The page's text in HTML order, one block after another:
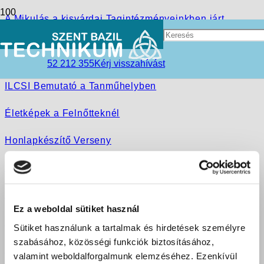
Ez a weboldal sütiket használ
Sütiket használunk a tartalmak és hirdetések személyre
szabásához, közösségi funkciók biztosításához,
valamint weboldalforgalmunk elemzéséhez. Ezenkívül
52 212 355Kérj visszahívást
A Mikulás a kisvárdai Tagintézményeinkben járt
„ILCSI” LABORLÁTOGATÁS Kerényi Zsuzsa tanuló
szemével
ILCSI Bemutató a Tanműhelyben
Életképek a Felnőtteknél
Honlapkészítő Verseny
Fogyasztói elemzés a TESCO-ban
Szemelvény egy marketing óráról